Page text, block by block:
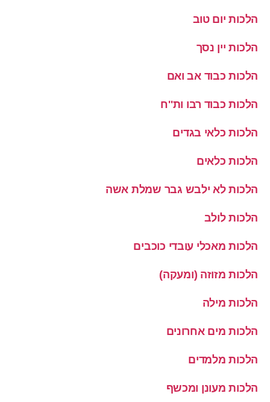
הלכות יום טוב
הלכות יין נסך
הלכות כבוד אב ואם
הלכות כבוד רבו ות''ח
הלכות כלאי בגדים
הלכות כלאים
הלכות לא ילבש גבר שמלת אשה
הלכות לולב
הלכות מאכלי עובדי כוכבים
הלכות מזוזה (ומעקה)
הלכות מילה
הלכות מים אחרונים
הלכות מלמדים
הלכות מעונן ומכשף